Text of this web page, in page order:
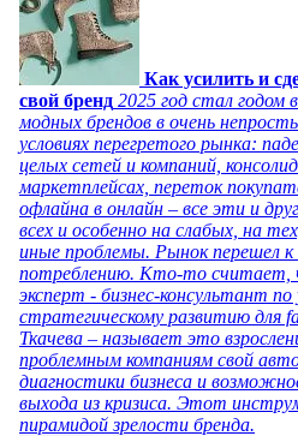
Как усилить и
свой бренд 2025 год стал годом
модных брендов в очень
условиях перегретого рынка:
целых сетей и компаний,
маркетплейсах, переток
офлайна в онлайн – все эти и
всех и особенно на слабых, на
иные проблемы. Рынок перешел к
потреблению. Кто-то считает,
эксперт - бизнес-консультант
стратегическому развитию для
Ткачева – называет это
проблемным компаниям свой
диагностики бизнеса и
выхода из кризиса. Этот
пирамидой зрелости бренда.